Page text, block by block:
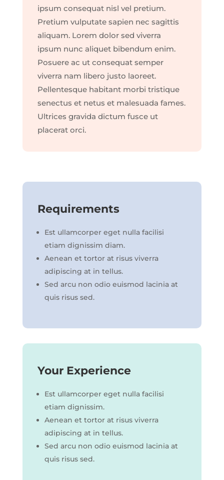
ipsum consequat nisl vel pretium.
Pretium vulputate sapien nec sagittis
aliquam. Lorem dolor sed viverra
ipsum nunc aliquet bibendum enim.
Posuere ac ut consequat semper
viverra nam libero justo laoreet.
Pellentesque habitant morbi tristique
senectus et netus et malesuada fames.
Ultrices gravida dictum fusce ut
placerat orci.
Requirements
Est ullamcorper eget nulla facilisi
etiam dignissim diam.
Aenean et tortor at risus viverra
adipiscing at in tellus.
Sed arcu non odio euismod lacinia at
quis risus sed.
Your Experience
Est ullamcorper eget nulla facilisi
etiam dignissim.
Aenean et tortor at risus viverra
adipiscing at in tellus.
Sed arcu non odio euismod lacinia at
quis risus sed.